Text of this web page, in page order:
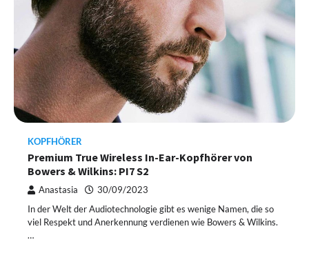
KOPFHÖRER
Premium True Wireless In-Ear-Kopfhörer von
Bowers & Wilkins: PI7 S2
Anastasia 30/09/2023
In der Welt der Audiotechnologie gibt es wenige Namen, die so
viel Respekt und Anerkennung verdienen wie Bowers & Wilkins.
…